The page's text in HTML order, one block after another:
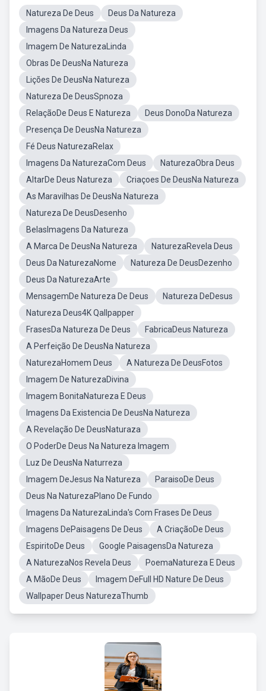
Natureza De Deus
Deus Da Natureza
Imagens Da Natureza Deus
Imagem De NaturezaLinda
Obras De DeusNa Natureza
Lições De DeusNa Natureza
Natureza De DeusSpnoza
RelaçãoDe Deus E Natureza
Deus DonoDa Natureza
Presença De DeusNa Natureza
Fé Deus NaturezaRelax
Imagens Da NaturezaCom Deus
NaturezaObra Deus
AltarDe Deus Natureza
Criaçoes De DeusNa Natureza
As Maravilhas De DeusNa Natureza
Natureza De DeusDesenho
BelasImagens Da Natureza
A Marca De DeusNa Natureza
NaturezaRevela Deus
Deus Da NaturezaNome
Natureza De DeusDezenho
Deus Da NaturezaArte
MensagemDe Natureza De Deus
Natureza DeDesus
Natureza Deus4K Qallpapper
FrasesDa Natureza De Deus
FabricaDeus Natureza
A Perfeição De DeusNa Natureza
NaturezaHomem Deus
A Natureza De DeusFotos
Imagem De NaturezaDivina
Imagem BonitaNatureza E Deus
Imagens Da Existencia De DeusNa Natureza
A Revelação De DeusNaturaza
O PoderDe Deus Na Natureza Imagem
Luz De DeusNa Naturreza
Imagem DeJesus Na Natureza
ParaisoDe Deus
Deus Na NaturezaPlano De Fundo
Imagens Da NaturezaLinda's Com Frases De Deus
Imagens DePaisagens De Deus
A CriaçãoDe Deus
EspiritoDe Deus
Google PaisagensDa Natureza
A NaturezaNos Revela Deus
PoemaNatureza E Deus
A MãoDe Deus
Imagem DeFull HD Nature De Deus
Wallpaper Deus NaturezaThumb